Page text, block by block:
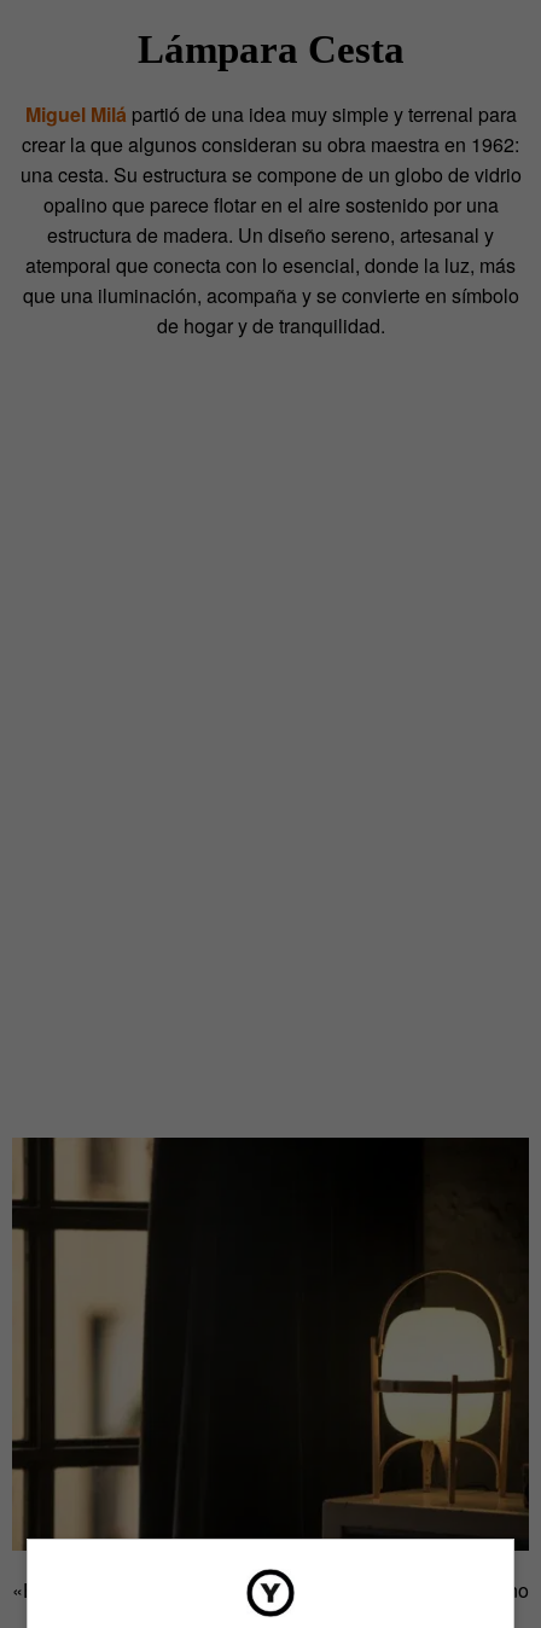
Lámpara Cesta
Miguel Milá partió de una idea muy simple y terrenal para
crear la que algunos consideran su obra maestra en 1962:
una cesta. Su estructura se compone de un globo de vidrio
opalino que parece flotar en el aire sostenido por una
estructura de madera. Un diseño sereno, artesanal y
atemporal que conecta con lo esencial, donde la luz, más
que una iluminación, acompaña y se convierte en símbolo
de hogar y de tranquilidad.
«En aquella época trabajaba en el despacho de mi hermano
Alfonso, que era arquitecto, junto con Federico Correa —